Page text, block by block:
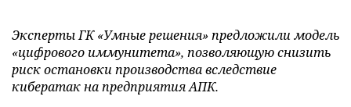
Эксперты ГК «Умные решения» предложили модель
«цифрового иммунитета», позволяющую снизить
риск остановки производства вследствие
кибератак на предприятия АПК.